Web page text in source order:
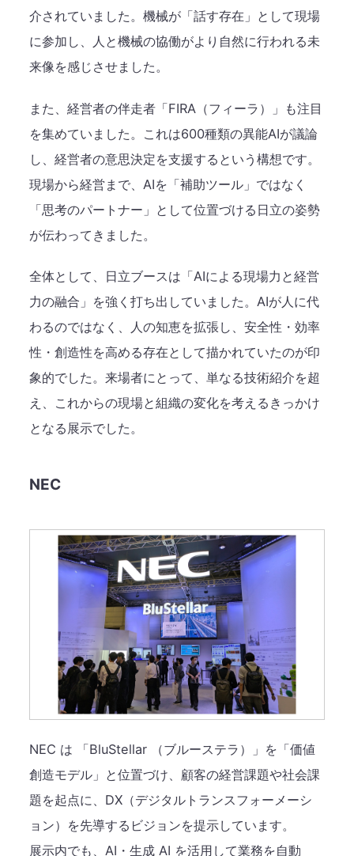
介されていました。機械が「話す存在」として現場
に参加し、人と機械の協働がより自然に行われる未
来像を感じさせました。
また、経営者の伴走者「FIRA（フィーラ）」も注目
を集めていました。これは600種類の異能AIが議論
し、経営者の意思決定を支援するという構想です。
現場から経営まで、AIを「補助ツール」ではなく
「思考のパートナー」として位置づける日立の姿勢
が伝わってきました。
全体として、日立ブースは「AIによる現場力と経営
力の融合」を強く打ち出していました。AIが人に代
わるのではなく、人の知恵を拡張し、安全性・効率
性・創造性を高める存在として描かれていたのが印
象的でした。来場者にとって、単なる技術紹介を超
え、これからの現場と組織の変化を考えるきっかけ
となる展示でした。
NEC
NEC は 「BluStellar （ブルーステラ）」を「価値
創造モデル」と位置づけ、顧客の経営課題や社会課
題を起点に、DX（デジタルトランスフォーメーシ
ョン）を先導するビジョンを提示しています。
展示内でも、AI・生成 AI を活用して業務を自動